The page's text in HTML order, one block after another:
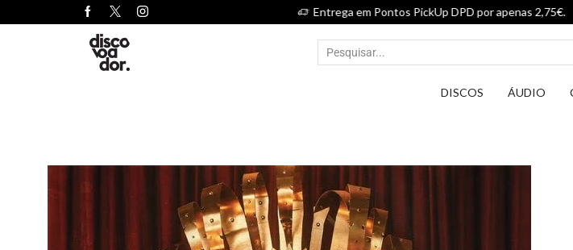
Entrega em
DISCOS ÁUDIO